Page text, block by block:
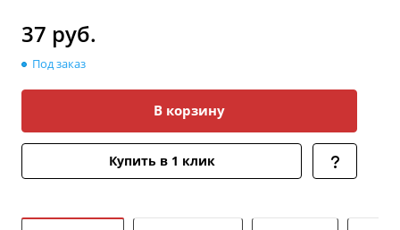
37 руб.
Под заказ
В корзину
Купить в 1 клик